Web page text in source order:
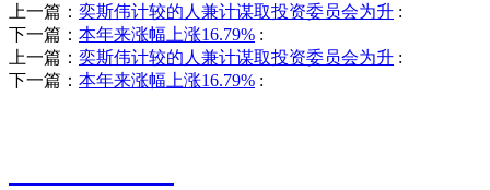
上一篇： 奕斯伟计较的人兼计谋取投资委员会为升 :
下一篇： 本年来涨幅上涨16.79% :
上一篇： 奕斯伟计较的人兼计谋取投资委员会为升 :
下一篇： 本年来涨幅上涨16.79% :